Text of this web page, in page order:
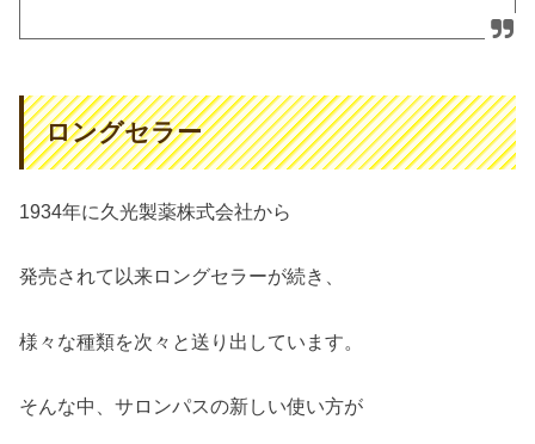
ロングセラー
1934年に久光製薬株式会社から
発売されて以来ロングセラーが続き、
様々な種類を次々と送り出しています。
そんな中、サロンパスの新しい使い方が